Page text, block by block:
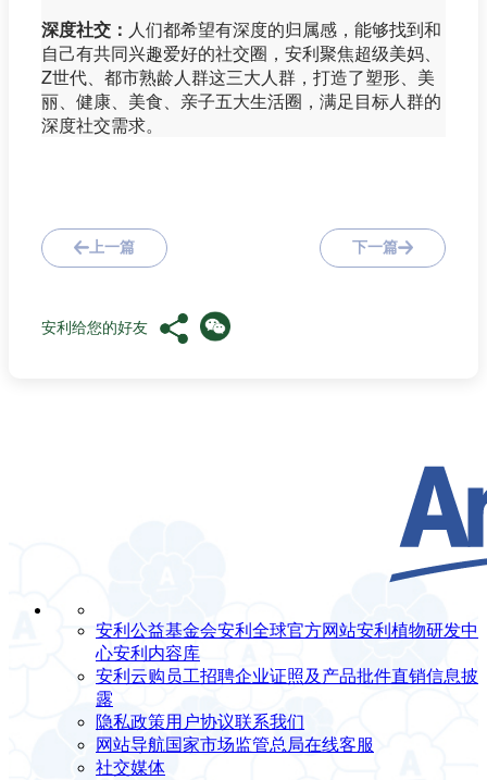
深度社交： 人们都希望有深度的归属感，能够找到和
自己有共同兴趣爱好的社交圈，安利聚焦超级美妈、
Z世代、都市熟龄人群这三大人群，打造了塑形、美
丽、健康、美食、亲子五大生活圈，满足目标人群的
深度社交需求。
上一篇 下一篇
安利给您的好友
安利公益基金会安利全球官方网站安利植物研发中
心安利内容库
安利云购 员工招聘企业证照及产品批件直销信息披
露
隐私政策用户协议联系我们
网站导航国家市场监管总局在线客服
社交媒体